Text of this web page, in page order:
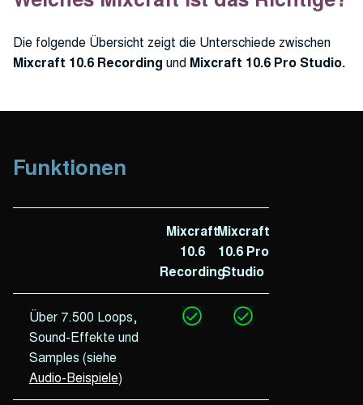
Die folgende Übersicht zeigt die Unterschiede zwischen
Mixcraft 10.6 Recording und Mixcraft 10.6 Pro Studio.
Funktionen
Mixcraft
10.6 Pro
Studio
Mixcraft
10.6
Recording
Über 7.500 Loops,
Sound-Effekte und
Samples (siehe
Audio-Beispiele)